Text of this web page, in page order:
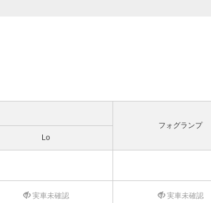
フォグランプ
Lo
実車未確認 実車未確認